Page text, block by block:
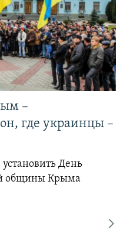
–
где украинцы –
День
общины Крыма